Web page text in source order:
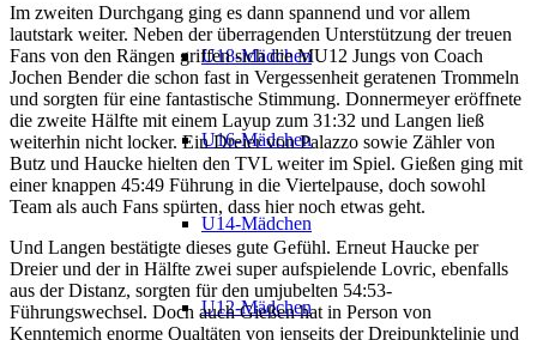
U18-Mädchen
U16-Mädchen
U14-Mädchen
U12-Mädchen
Im zweiten Durchgang ging es dann spannend und vor allem
lautstark weiter. Neben der überragenden Unterstützung der treuen
Fans von den Rängen griffen sich die MU12 Jungs von Coach
Jochen Bender die schon fast in Vergessenheit geratenen Trommeln
und sorgten für eine fantastische Stimmung. Donnermeyer eröffnete
die zweite Hälfte mit einem Layup zum 31:32 und Langen ließ
weiterhin nicht locker. Ein Dreier von Palazzo sowie Zähler von
Butz und Haucke hielten den TVL weiter im Spiel. Gießen ging mit
einer knappen 45:49 Führung in die Viertelpause, doch sowohl
Team als auch Fans spürten, dass hier noch etwas geht.
Und Langen bestätigte dieses gute Gefühl. Erneut Haucke per
Dreier und der in Hälfte zwei super aufspielende Lovric, ebenfalls
aus der Distanz, sorgten für den umjubelten 54:53-
Führungswechsel. Doch auch Gießen hat in Person von
Kenntemich enorme Qualtäten von jenseits der Dreipunktelinie und